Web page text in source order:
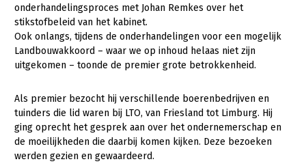
Mens, ondernemerschap en onderwijs
Internationaal
Sectoren
Biologische Landbouw
Geitenhouderij
Kalverhouderij
Plant
Akkerbouw
Biologische Landbouw
Multifunctionele landbouw
Multifunctioneel
onderhandelingsproces met Johan Remkes over het
stikstofbeleid van het kabinet.
Ook onlangs, tijdens de onderhandelingen voor een mogelijk
Landbouwakkoord – waar we op inhoud helaas niet zijn
uitgekomen – toonde de premier grote betrokkenheid.
Als premier bezocht hij verschillende boerenbedrijven en
tuinders die lid waren bij LTO, van Friesland tot Limburg. Hij
ging oprecht het gesprek aan over het ondernemerschap en
de moeilijkheden die daarbij komen kijken. Deze bezoeken
werden gezien en gewaardeerd.